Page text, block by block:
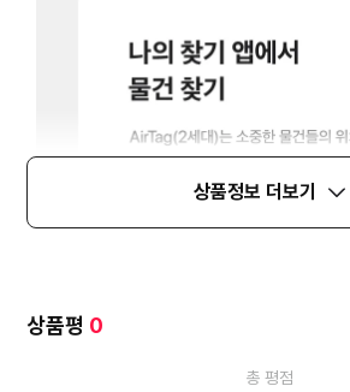
상품정보 더보기
상품평 0
총 평점